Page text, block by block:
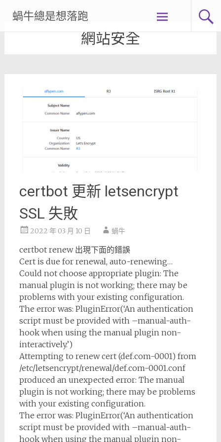
content
蝸牛總是想落跑
網站安全
certbot 更新 letsencrypt
SSL 失敗
2022 年 03 月 10 日 蝸牛
certbot renew 出現下面的錯誤
Cert is due for renewal, auto-renewing…
Could not choose appropriate plugin: The
manual plugin is not working; there may be
problems with your existing configuration.
The error was: PluginError(‘An authentication
script must be provided with –manual-auth-
hook when using the manual plugin non-
interactively.’)
Attempting to renew cert (def.com-0001) from
/etc/letsencrypt/renewal/def.com-0001.conf
produced an unexpected error: The manual
plugin is not working; there may be problems
with your existing configuration.
The error was: PluginError(‘An authentication
script must be provided with –manual-auth-
hook when using the manual plugin non-